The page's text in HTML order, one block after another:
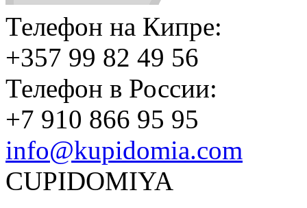
Телефон на Кипре:
+357 99 82 49 56
Телефон в России:
+7 910 866 95 95
info@kupidomia.com
CUPIDOMIYA